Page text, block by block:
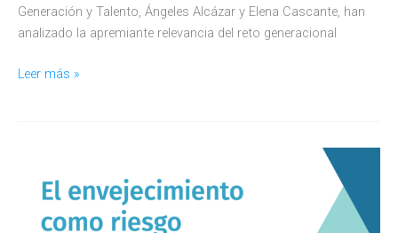
Generación y Talento, Ángeles Alcázar y Elena Cascante, han
analizado la apremiante relevancia del reto generacional
La
desafío
para
Leer más »